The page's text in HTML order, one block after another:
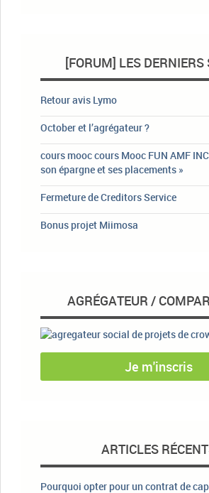
[FORUM] LES DERNIERS
Retour avis Lymo
October et l’agrégateur ?
cours mooc cours Mooc FUN AMF
son épargne et ses placements »
Fermeture de Creditors Service
Bonus projet Miimosa
AGRÉGATEUR /
Je m'inscris
ARTICLES
Pourquoi opter pour un contrat de